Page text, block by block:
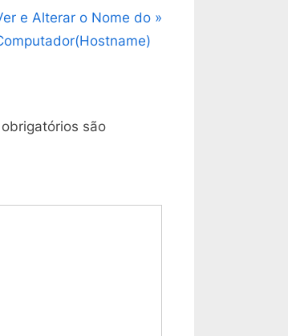
e Alterar o Nome do
são